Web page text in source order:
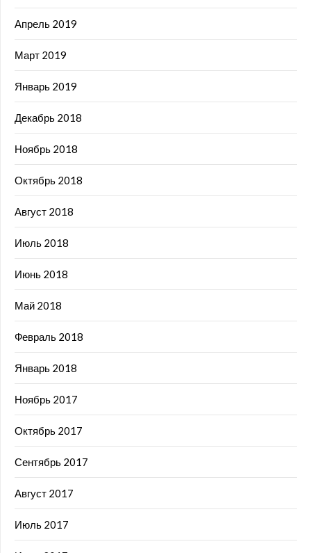
Апрель 2019
Март 2019
Январь 2019
Декабрь 2018
Ноябрь 2018
Октябрь 2018
Август 2018
Июль 2018
Июнь 2018
Май 2018
Февраль 2018
Январь 2018
Ноябрь 2017
Октябрь 2017
Сентябрь 2017
Август 2017
Июль 2017